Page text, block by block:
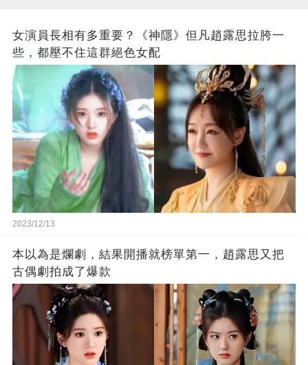
女演員長相有多重要？《神隱》但凡趙露思拉胯一
些，都壓不住這群絕色女配
2023/12/13
本以為是爛劇，結果開播就榜單第一，趙露思又把
古偶劇拍成了爆款